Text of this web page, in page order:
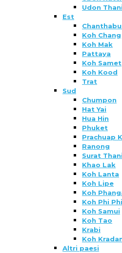
Udon Thani
Est
Koh Chang
Koh Mak
Pattaya
Koh Samet
Koh Kood
Trat
Sud
Chumpon
Hat Yai
Hua Hin
Phuket
Prachuap
Ranong
Surat Thani
Khao Lak
Koh Lanta
Koh Lipe
Koh
Koh Phi Phi
Koh Samui
Koh Tao
Krabi
Koh
Altri paesi